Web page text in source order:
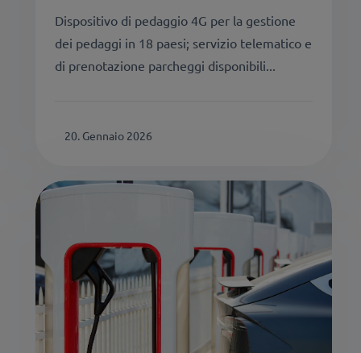
Dispositivo di pedaggio 4G per la gestione
dei pedaggi in 18 paesi; servizio telematico e
di prenotazione parcheggi disponibili...
20. Gennaio 2026